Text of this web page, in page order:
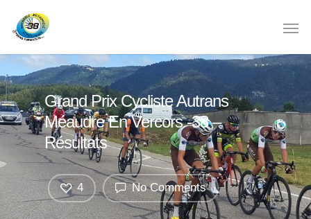
Grand Prix Cycliste Autrans
Méaudre En Vercors -38 –
Résultats
No Comments
4